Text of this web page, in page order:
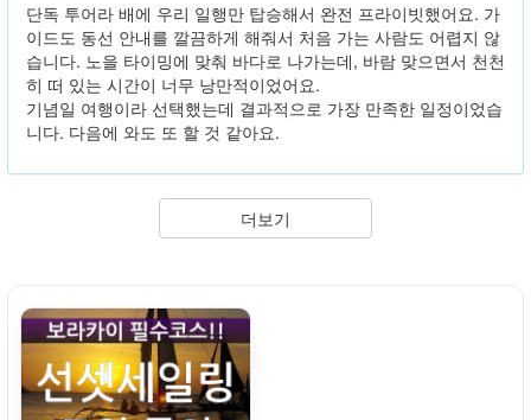
단독 투어라 배에 우리 일행만 탑승해서 완전 프라이빗했어요. 가
이드도 동선 안내를 깔끔하게 해줘서 처음 가는 사람도 어렵지 않
습니다. 노을 타이밍에 맞춰 바다로 나가는데, 바람 맞으면서 천천
히 떠 있는 시간이 너무 낭만적이었어요.
기념일 여행이라 선택했는데 결과적으로 가장 만족한 일정이었습
니다. 다음에 와도 또 할 것 같아요.
더보기